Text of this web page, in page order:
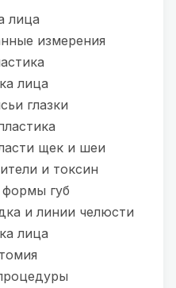
лица
измерения
лица
глазки
щек и шеи
и токсин
губ
и линии челюсти
лица